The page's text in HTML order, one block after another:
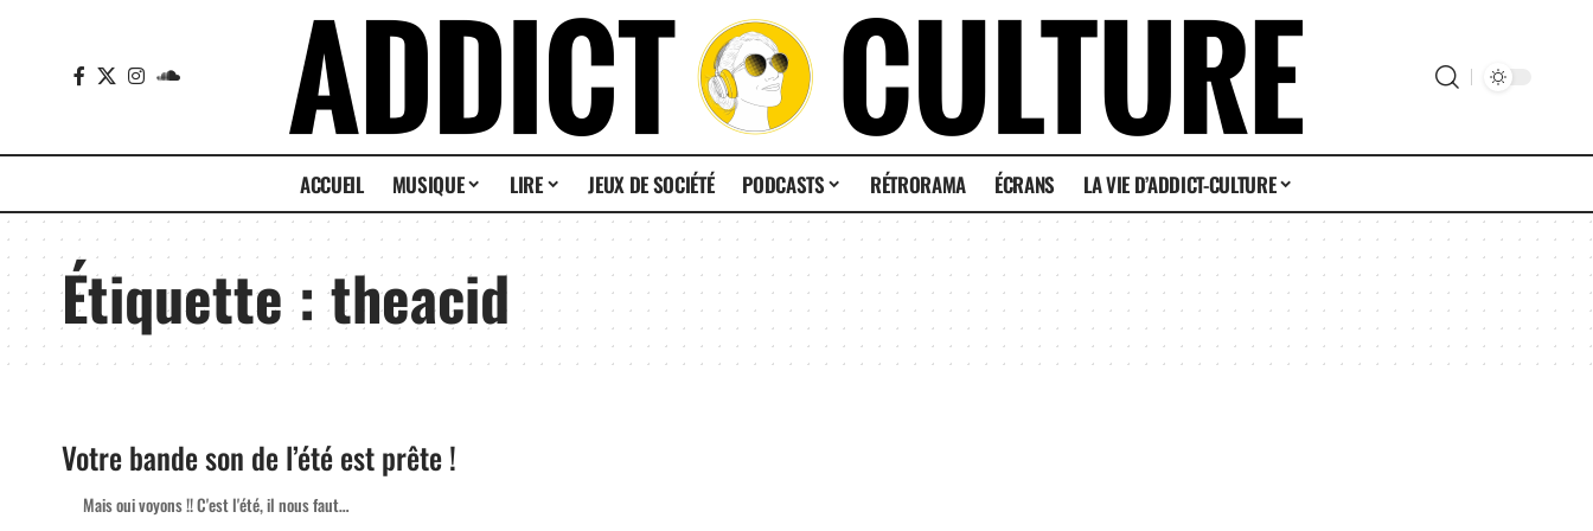
ACCUEIL MUSIQUE LIRE JEUX DE SOCIÉTÉ PODCASTS RÉTRORAMA ÉCRANS LA VIE D’ADDICT-CULTURE
Étiquette :theacid
Votre bande son de l’été est prête !
Mais oui voyons !! C'est l'été, il nous faut…